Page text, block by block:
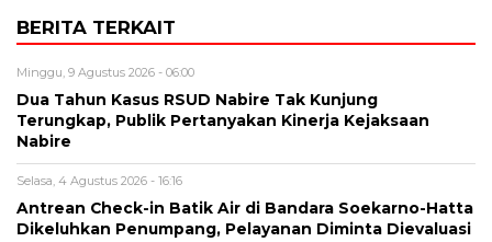
BERITA TERKAIT
Minggu, 9 Agustus 2026 - 06:00
Dua Tahun Kasus RSUD Nabire Tak Kunjung
Terungkap, Publik Pertanyakan Kinerja Kejaksaan
Nabire
Selasa, 4 Agustus 2026 - 16:16
Antrean Check-in Batik Air di Bandara Soekarno-Hatta
Dikeluhkan Penumpang, Pelayanan Diminta Dievaluasi